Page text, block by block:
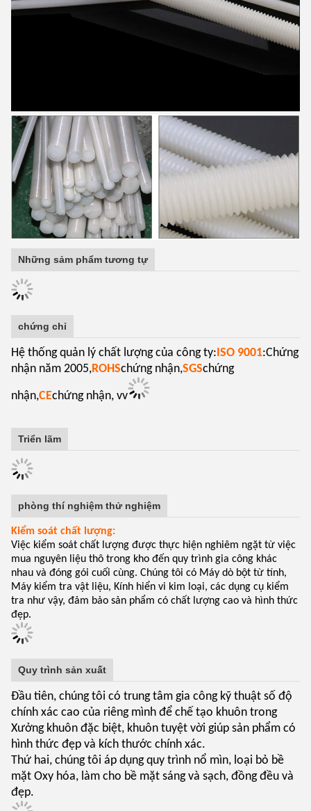
Những sảm phẩm tương tự
chứng chỉ
Hệ thống quản lý chất lượng của công ty:ISO 9001:Chứng
nhận năm 2005,ROHSchứng nhận,SGSchứng
nhận,CEchứng nhận, vv
Triển lãm
phòng thí nghiệm thử nghiệm
Kiểm soát chất lượng:
Việc kiểm soát chất lượng được thực hiện nghiêm ngặt từ việc
mua nguyên liệu thô trong kho đến quy trình gia công khác
nhau và đóng gói cuối cùng. Chúng tôi có Máy dò bột từ tính,
Máy kiểm tra vật liệu, Kính hiển vi kim loại, các dụng cụ kiểm
tra như vậy, đảm bảo sản phẩm có chất lượng cao và hình thức
đẹp.
Quy trình sản xuất
Đầu tiên, chúng tôi có trung tâm gia công kỹ thuật số độ
chính xác cao của riêng mình để chế tạo khuôn trong
Xưởng khuôn đặc biệt, khuôn tuyệt vời giúp sản phẩm có
hình thức đẹp và kích thước chính xác.
Thứ hai, chúng tôi áp dụng quy trình nổ mìn, loại bỏ bề
mặt Oxy hóa, làm cho bề mặt sáng và sạch, đồng đều và
đẹp.